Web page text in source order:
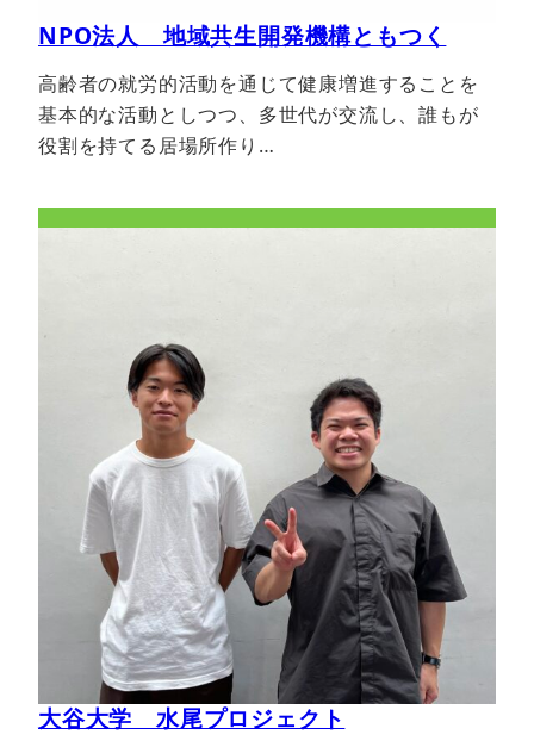
NPO法人 地域共生開発機構ともつく
高齢者の就労的活動を通じて健康増進することを
基本的な活動としつつ、多世代が交流し、誰もが
役割を持てる居場所作り…
大谷大学 水尾プロジェクト